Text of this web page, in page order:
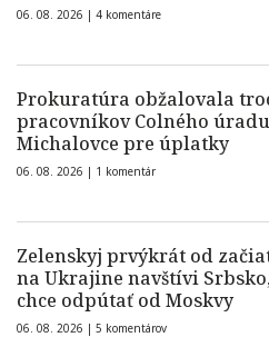
06. 08. 2026 | 4 komentáre
Prokuratúra obžalovala
pracovníkov Colného úradu
Michalovce pre úplatky
06. 08. 2026 | 1 komentár
Zelenskyj prvýkrát od
na Ukrajine navštívi
chce odpútať od Moskvy
06. 08. 2026 | 5 komentárov